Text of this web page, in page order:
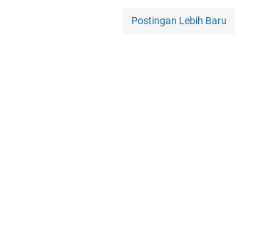
Postingan Lebih Baru